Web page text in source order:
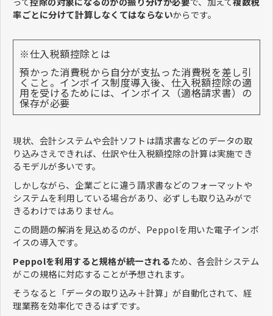
率ごとに分けて計算しなくてはならないからです。
※仕入税額控除とは
預かった消費税から自分が支払った消費税を差し引
くこと。インボイス制度導入後、仕入税額控除の適
用を受けるためには、インボイス（適格請求書）の
保存が必要
現状、会計システムや会計ソフトは請求書などのデータの取
り込みさえできれば、仕訳や仕入税額控除の計算は実施でき
るモデルが多いです。
しかしながら、企業ごとに違う請求書などのフォーマットや
システムを利用している場合があり、必ずしも取り込みがで
きるわけではありません。
この問題の解消を見込めるのが、Peppolを用いた電子インボ
イスの導入です。
Peppolを利用すると規格が統一されるため、各会計システム
がこの規格に対応することが予想されます。
そうなると「データの取り込み＋計算」が自動化されて、経
理業務を効率化できるはずです。